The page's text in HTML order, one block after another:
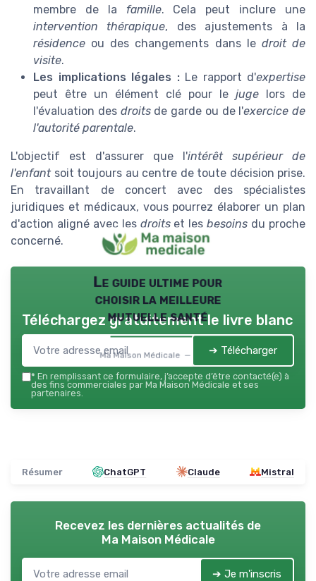
membre de la famille. Cela peut inclure une
intervention thérapique, des ajustements à la
résidence ou des changements dans le droit de
visite.
Les implications légales :Le rapport d'expertise
peut être un élément clé pour le juge lors de
l'évaluation des droitsde garde ou de l'exercice de
l'autorité parentale.
L'objectif est d'assurer que l'intérêt supérieur de
l'enfantsoit toujours au centre de toute décision prise.
En travaillant de concert avec des spécialistes
juridiques et médicaux, vous pourrez élaborer un plan
d'action aligné avec les droitset lesbesoins du proche
concerné.
Le guide ultime pour
choisir la meilleure
mutuelle santé
Ma Maison Médicale — 2026
Téléchargez gratuitement le livre blanc
➔ Télécharger
* En remplissant ce formulaire, j’accepte d’être contacté(e) à
des fins commerciales par Ma Maison Médicale et ses
partenaires.
Résumer ChatGPT Claude Mistral
Recevez les dernières actualités de
Ma Maison Médicale
➔ Je m'inscris